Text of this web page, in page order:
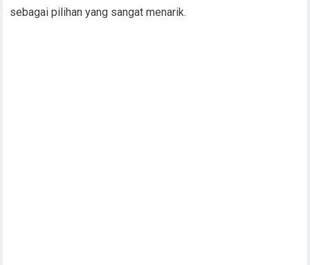
sebagai pilihan yang sangat menarik.